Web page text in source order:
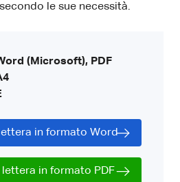
le sue necessità.
(Microsoft), PDF
in formato Word
in formato PDF